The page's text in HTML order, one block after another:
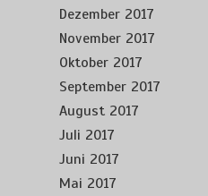
Dezember 2017
November 2017
Oktober 2017
September 2017
August 2017
Juli 2017
Juni 2017
Mai 2017